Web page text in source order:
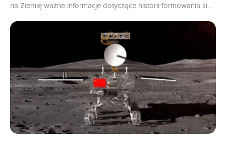
na Ziemię ważne informacje dotyczące historii formowania się